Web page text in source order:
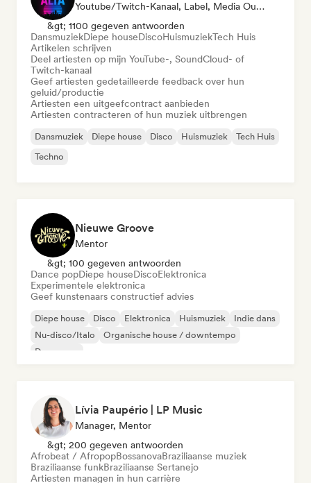
Youtube/Twitch-Kanaal, Label, Media Outlet/Journalist, Uitgever, Geluidsexpert
&gt; 1100 gegeven antwoorden
DansmuziekDiepe houseDiscoHuismuziekTech Huis
Artikelen schrijven
Deel artiesten op mijn YouTube-, SoundCloud- of
Twitch-kanaal
Geef artiesten gedetailleerde feedback over hun
geluid/productie
Artiesten een uitgeefcontract aanbieden
Artiesten contracteren of hun muziek uitbrengen
Dansmuziek Diepe house Disco Huismuziek
Tech Huis
Techno
Nieuwe Groove
Mentor
&gt; 100 gegeven antwoorden
Dance popDiepe houseDiscoElektronica
Experimentele elektronica
Geef kunstenaars constructief advies
Diepe house Disco Elektronica Huismuziek
Indie dans
Nu-disco/Italo
Organische house / downtempo
Dance pop
Lívia Paupério | LP Music
Manager, Mentor
&gt; 200 gegeven antwoorden
Afrobeat / AfropopBossanovaBraziliaanse muziek
Braziliaanse funkBraziliaanse Sertanejo
Artiesten managen in hun carrière